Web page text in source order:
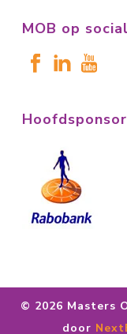
MOB op
Hoofdsponsor
© 2026 Masters
door